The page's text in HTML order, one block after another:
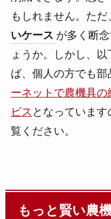
もしれません。ただ
いケース が多く断
ょうか。しかし、
ば、個人の方でも部
ーネットで農機具
ビス となっていま
覧ください。
もっと賢い農